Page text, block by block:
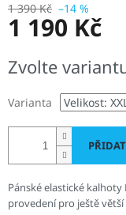
1 390 Kč –14 %
1 190 Kč
cena:
Zvolte
Varianta
Pánské elastické
provedení pro ještě